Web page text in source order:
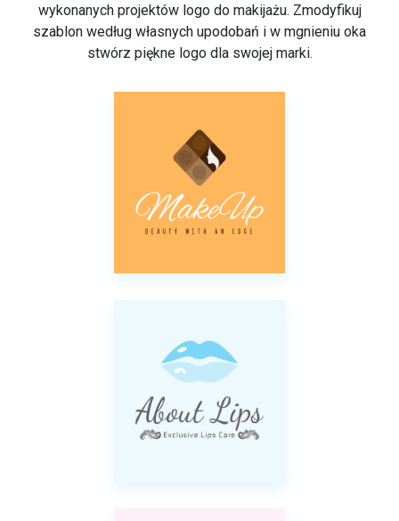
wykonanych projektów logo do makijażu. Zmodyfikuj
szablon według własnych upodobań i w mgnieniu oka
stwórz piękne logo dla swojej marki.